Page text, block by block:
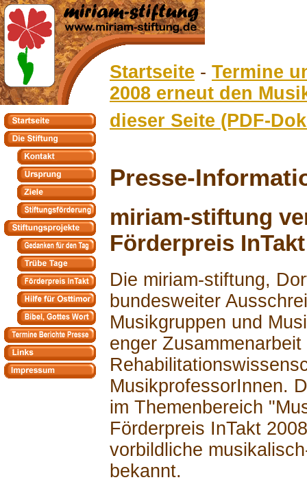
Startseite - Termine
2008 erneut den
dieser Seite (PDF-
Presse-
miriam-stiftung
Förderpreis InTakt
Die miriam-stiftung,
bundesweiter
Musikgruppen und
enger
MusikprofessorInnen.
im Themenbereich
Förderpreis InTakt
vorbildliche
bekannt.